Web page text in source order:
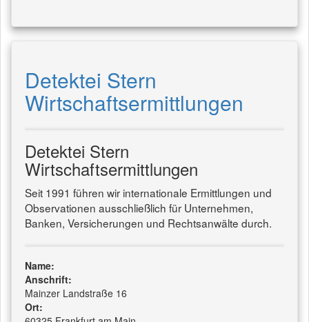
Detektei Stern
Wirtschaftsermittlungen
Detektei Stern
Wirtschaftsermittlungen
Seit 1991 führen wir internationale Ermittlungen und
Observationen ausschließlich für Unternehmen,
Banken, Versicherungen und Rechtsanwälte durch.
Name:
Anschrift:
Mainzer Landstraße 16
Ort: